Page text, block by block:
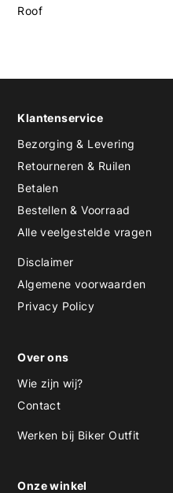
Roof
Klantenservice
Bezorging & Levering
Retourneren & Ruilen
Betalen
Bestellen & Voorraad
Alle veelgestelde vragen
Disclaimer
Algemene voorwaarden
Privacy Policy
Over ons
Wie zijn wij?
Contact
Werken bij Biker Outfit
Onze winkel